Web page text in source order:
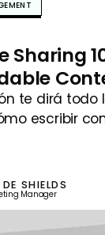
Sharing
te dirá todo
escribir
SHIELDS
Manager